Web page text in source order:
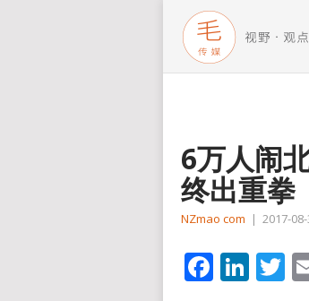
6万人闹
终出重拳
NZmao com | 2017-